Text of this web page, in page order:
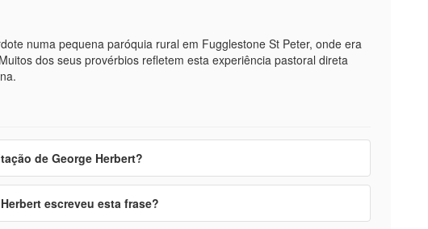
numa pequena paróquia rural em Fugglestone St Peter, onde era
dos seus provérbios refletem esta experiência pastoral direta
de George Herbert?
escreveu esta frase?